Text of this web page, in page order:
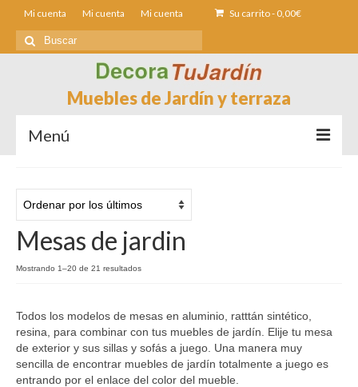
Mi cuenta Mi cuenta Mi cuenta Su carrito- 0,00€
Buscar
por:
Muebles de Jardín y terraza
Menú
Sillas de Jardin
Mesas de jardín
Fundas muebles Jardín
Contacto
Madrid
Mesas de jardin
Mostrando 1–20 de 21 resultadosOrdenado
últimos
Todos los modelos de mesas en aluminio, ratttán sintético,
resina, para combinar con tus muebles de jardín. Elije tu mesa
de exterior y sus sillas y sofás a juego. Una manera muy
sencilla de encontrar muebles de jardín totalmente a juego es
entrando por el enlace del color del mueble.